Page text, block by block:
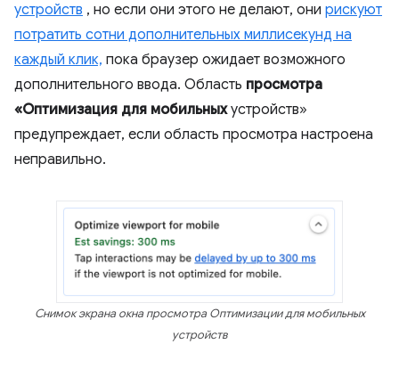
устройств , но если они этого не делают, они рискуют
потратить сотни дополнительных миллисекунд на
каждый клик, пока браузер ожидает возможного
дополнительного ввода. Область просмотра
«Оптимизация для мобильныхустройств»
предупреждает, если область просмотра настроена
неправильно.
Снимок экрана окна просмотра Оптимизации для мобильных
устройств